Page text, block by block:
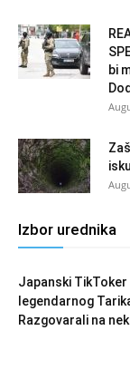
bi
Izbor urednika
Japanski
legendarnog
Razgovarali na